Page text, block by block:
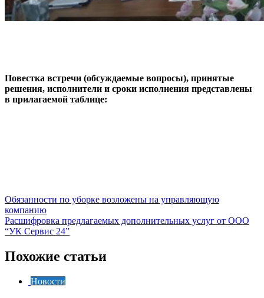
Повестка встречи (обсуждаемые вопросы), принятые
решения, исполнители и сроки исполнения представлены
в прилагаемой таблице:
Навигация
по
записям
Обязанности по уборке возложены на управляющую
компанию
Расшифровка предлагаемых дополнительных услуг от ООО
“УК Сервис 24”
Похожие статьи
Новости